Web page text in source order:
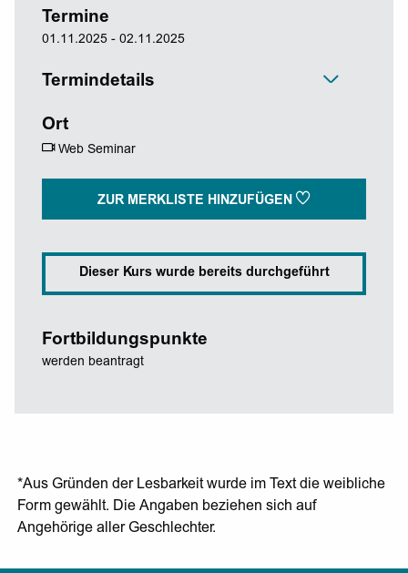
Termine
01.11.2025 - 02.11.2025
Termindetails
Ort
Web Seminar
ZUR MERKLISTE HINZUFÜGEN
Dieser Kurs wurde bereits durchgeführt
Fortbildungspunkte
werden beantragt
*Aus Gründen der Lesbarkeit wurde im Text die weibliche
Form gewählt. Die Angaben beziehen sich auf
Angehörige aller Geschlechter.